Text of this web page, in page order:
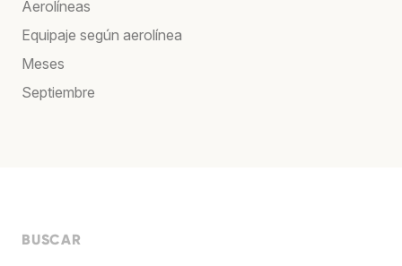
Aerolíneas
Equipaje según aerolínea
Meses
Septiembre
BUSCAR